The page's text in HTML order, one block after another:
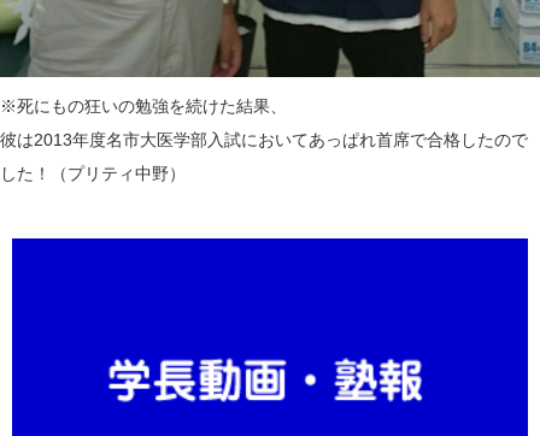
※死にもの狂いの勉強を続けた結果、
彼は2013年度名市大医学部入試においてあっぱれ首席で合格したので
した！（プリティ中野）